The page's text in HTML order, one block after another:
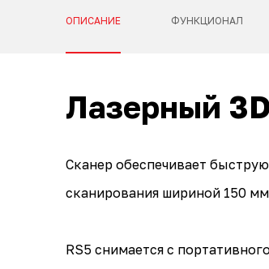
ОПИСАНИЕ ФУНКЦИОНАЛ
Лазерный
Сканер обеспечивает
сканирования шириной 150
RS5 снимается с